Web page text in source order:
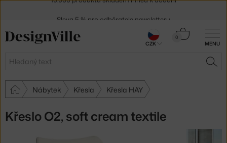
MENU
Hledat
0
Košík
Nábytek Křesla Křesla HAY
Křeslo O2, soft cream textile
30 dní na vrácení zboží
CZK